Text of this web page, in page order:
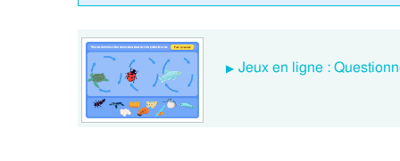
Jeux en ligne :